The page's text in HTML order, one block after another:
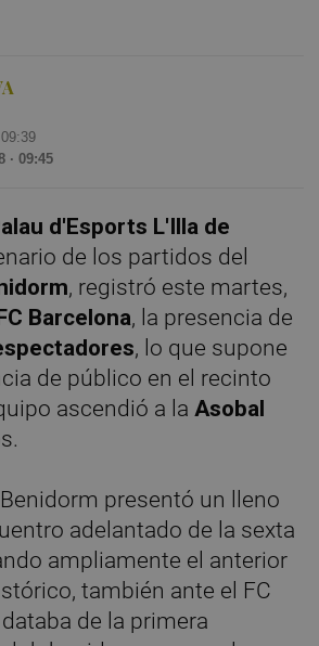
09:39
· 09:45
d'Esports L'Illa de
de los partidos del
, registró este martes,
Barcelona, la presencia de
, lo que supone
de público en el recinto
ascendió a la Asobal
presentó un lleno
adelantado de la sexta
ampliamente el anterior
también ante el FC
de la primera